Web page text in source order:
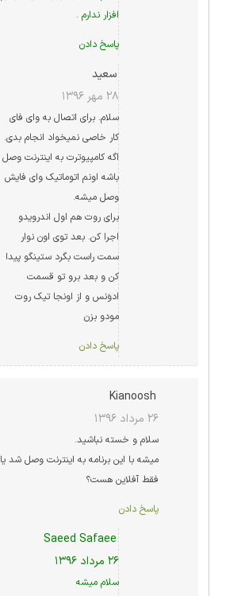
افزار ندارم .
پاسخ دادن
سعید
۲۸ مهر ۱۳۹۶
سلام. برای اتصال به وای فای
کار خاصی نمیخواد انجام بدی.
اگه کامپیوترت به اینترنت وصل
باشه اونم اتوماتیک وای فایش
وصل میشه.
برای روت هم اول اندرویدو
اجرا کن. بعد توی اون نوار
سمت راست بگرد ستینگو پیدا
کن و بعد برو تو قسمت
ادوَنس و از اونجا تیک روت
مودو بزن
پاسخ دادن
Kianoosh
۲۶ مرداد ۱۳۹۶
سلام و خسته نباشید.
میشه با این برنامه به اینترنت وصل شد یا
فقط آفلاین هست؟
پاسخ دادن
Saeed Safaee
۲۶ مرداد ۱۳۹۶
سلام ميشه